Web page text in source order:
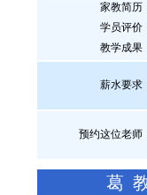
家教简历
学员评价
教学成果
薪水要求
预约这位老师
葛